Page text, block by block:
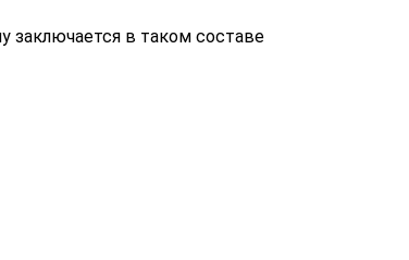
заключается в таком составе